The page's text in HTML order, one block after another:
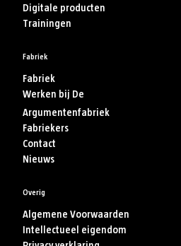
Digitale producten
Trainingen
Fabriek
Fabriek
Werken bij De
Argumentenfabriek
Fabriekers
Contact
Nieuws
Overig
Algemene Voorwaarden
Intellectueel eigendom